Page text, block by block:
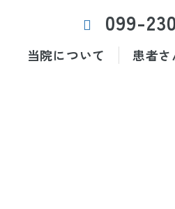
099-
当院について 患者さ